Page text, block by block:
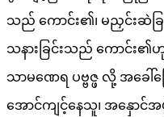
သည် ကောင်း၏၊ မညှင်းဆဲခ
သနားခြင်းသည် ကောင်း၏
သာမဏေရ ပဗ္ဗဇ္ဖ လို့ အခေါ်
အောင်ကျင့်နေသူ၊ အနှောင်